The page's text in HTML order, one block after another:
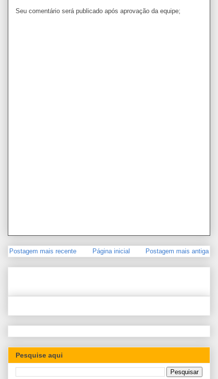
Seu comentário será publicado após aprovação da equipe;
Postagem mais recente Postagem mais antiga
Página inicial
Pesquise aqui